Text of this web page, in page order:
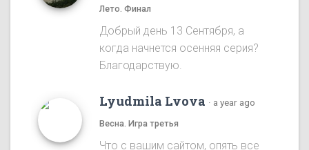
Лето. Финал
Добрый день 13 Сентября, а
когда начнется осенняя серия?
Благодарствую.
Lyudmila Lvova · a year ago
Весна. Игра третья
Что с вашим сайтом, опять все